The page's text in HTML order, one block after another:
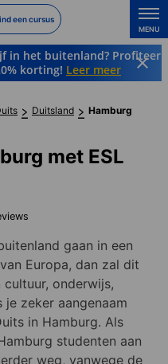
een cursus
MENU
in het buitenland? Profiteer
korting! Leer meer
Duitsland Hamburg
met ESL
gaan in een
Europa, dan zal dit
onderwijs,
zeker aangenaam
in Hamburg. Als
studenten aan
weg, vanwege de